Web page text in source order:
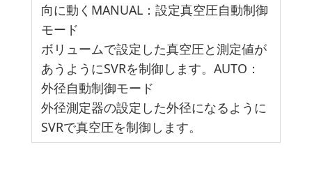
向に動くMANUAL：設定真空圧自動制御
モード
ボリュームで設定した真空圧と測定値が
あうようにSVRを制御します。AUTO：
外径自動制御モード
外径測定器の設定した外径になるように
SVRで真空圧を制御します。